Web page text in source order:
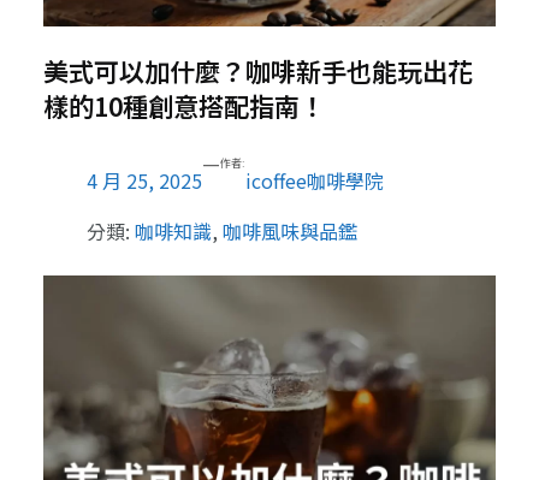
美式可以加什麼？咖啡新手也能玩出花
樣的10種創意搭配指南！
4 月 25, 2025
—作者:
icoffee咖啡學院
分類: 咖啡知識, 咖啡風味與品鑑